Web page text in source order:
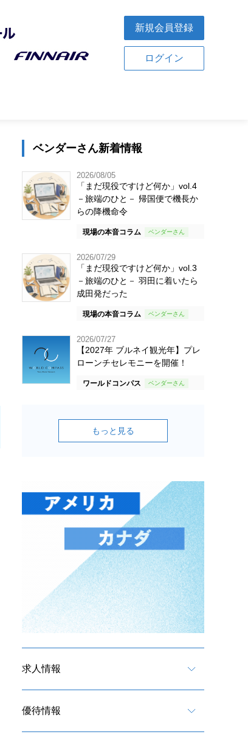
新規会員登録
ログイン
ベンダーさん新着情報
2026/08/05
「まだ現役ですけど何か」vol.4
－旅端のひと－ 帰国便で機長か
らの降機命令
現場の本音コラム
2026/07/29
「まだ現役ですけど何か」vol.3
－旅端のひと－ 羽田に着いたら
成田発だった
現場の本音コラム
2026/07/27
【2027年 ブルネイ観光年】プレ
ローンチセレモニーを開催！
ワールドコンパス
もっと見る
求人情報
優待情報